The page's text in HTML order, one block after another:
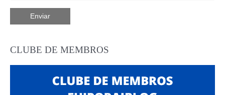
CLUBE DE MEMBROS